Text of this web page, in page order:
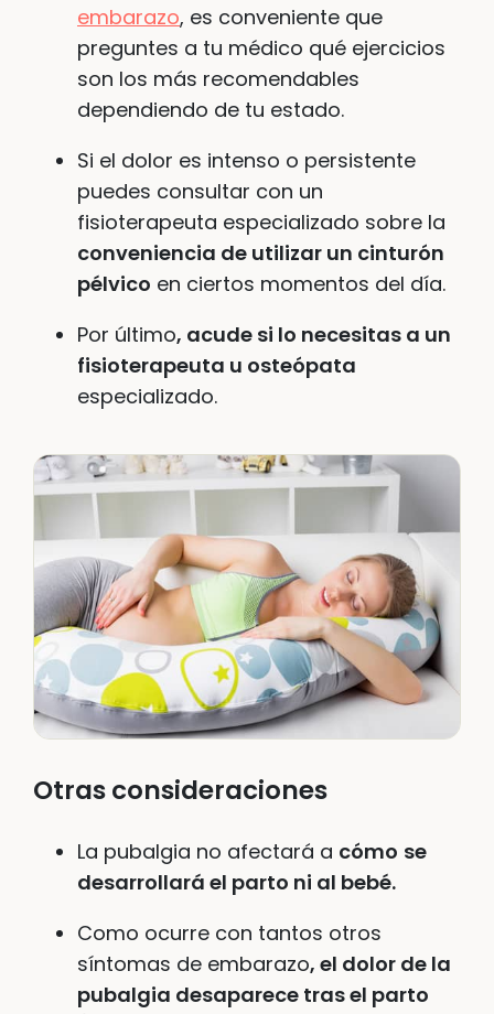
embarazo, es conveniente que
preguntes a tu médico qué ejercicios
son los más recomendables
dependiendo de tu estado.
Si el dolor es intenso o persistente
puedes consultar con un
fisioterapeuta especializado sobre la
conveniencia de utilizar un cinturón
pélvico en ciertos momentos del día.
Por último, acude si lo necesitas a un
fisioterapeuta u osteópata
especializado.
Otras consideraciones
La pubalgia no afectará a cómo se
desarrollará el parto ni al bebé.
Como ocurre con tantos otros
síntomas de embarazo, el dolor de la
pubalgia desaparece tras el parto